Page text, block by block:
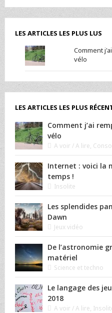
LES ARTICLES LES PLUS LUS
Comment
vélo
LES ARTICLES LES PLUS
Comment j’ai
vélo
A voir / A lire,
Internet : voici la
temps !
Insolite
Les splendides
Dawn
Jeux vidéo
De l’astronomie
matériel
Science et techno
Le langage des
2018
A voir / A lire,